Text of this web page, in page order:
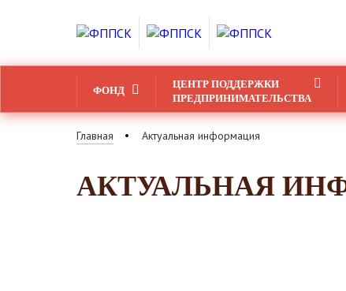
ФОНД
ЦЕНТР ПОДДЕРЖКИ
ПРЕДПРИНИМАТЕЛЬСТВА
Главная Актуальная информация
АКТУАЛЬНАЯ